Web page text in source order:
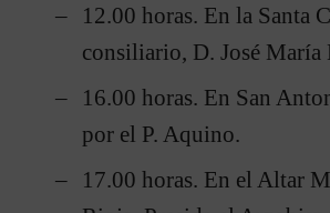
12.00 horas. En la Santa
consiliario, D. José María
16.00 horas. En San
por el P. Aquino.
17.00 horas. En el Altar